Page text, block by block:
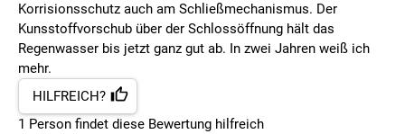
Korrisionsschutz auch am Schließmechanismus. Der
Kunsstoffvorschub über der Schlossöffnung hält das
Regenwasser bis jetzt ganz gut ab. In zwei Jahren weiß ich
mehr.
HILFREICH?
1 Person findet diese Bewertung hilfreich